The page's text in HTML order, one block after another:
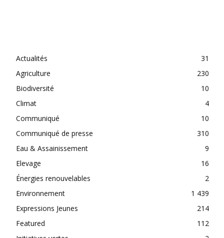
Actualités
31
Agriculture
230
Biodiversité
10
Climat
4
Communiqué
10
Communiqué de presse
310
Eau & Assainissement
9
Elevage
16
Énergies renouvelables
2
Environnement
1 439
Expressions Jeunes
214
Featured
112